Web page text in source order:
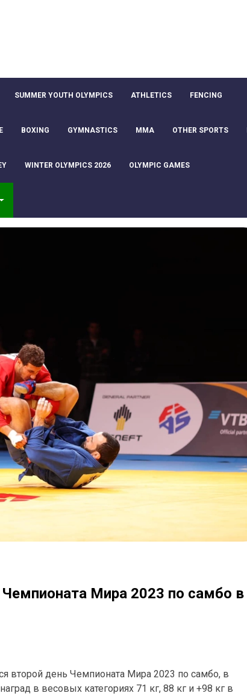
SUMMER YOUTH OLYMPICS ATHLETICS FENCING
BOXING GYMNASTICS MMA OTHER SPORTS
WINTER OLYMPICS 2026 OLYMPIC GAMES
Мира 2023 по самбо в
второй день Чемпионата Мира 2023 по самбо, в
в весовых категориях 71 кг, 88 кг и +98 кг в